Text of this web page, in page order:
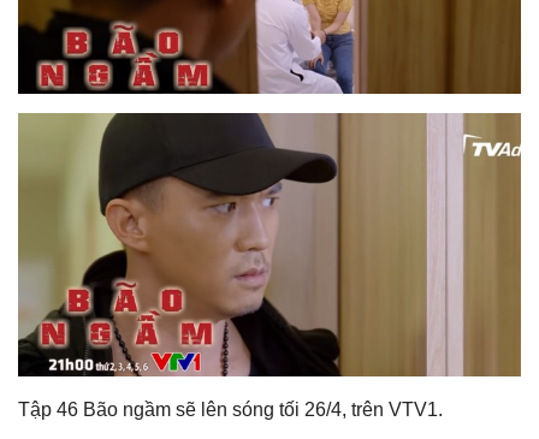
Tập 46 Bão ngầm sẽ lên sóng tối 26/4, trên VTV1.